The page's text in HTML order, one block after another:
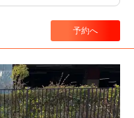
予約へ